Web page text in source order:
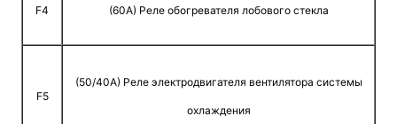
F4 (60A) Реле обогревателя лобового стекла
F5
(50/40A) Реле электродвигателя вентилятора системы
охлаждения